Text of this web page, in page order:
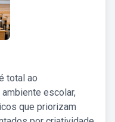
total ao
escolar,
que priorizam